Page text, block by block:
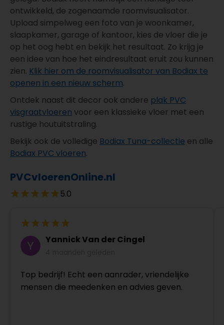
ontwikkeld, de zogenaamde roomvisualisator.
Upload simpelweg een foto van je woonkamer,
slaapkamer, garage of kantoor, kies de vloer die je
op het oog hebt en bekijk het resultaat. Zo krijg je
een idee van hoe het eindresultaat eruit zou kunnen
zien. Klik hier om de roomvisualisator van Bodiax te
openen in een nieuw scherm.
Ontdek naast dit decor ook andere plak PVC
visgraatvloeren voor een klassieke vloer met een
rustige houtuitstraling.
Bekijk ook de volledige Bodiax Tuna-collectie en alle
Bodiax PVC vloeren.
PVCvloerenOnline.nl
5.0
Yannick Van der Cingel
Top bedrijf! Echt een aanrader, vriendelijke
mensen die meedenken en advies geven.